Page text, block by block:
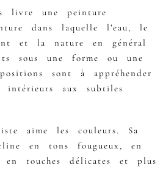
livre une peinture
dans laquelle l’eau, le
et la nature en général
sous une forme ou une
sont à appréhender
intérieurs aux subtiles
aime les couleurs. Sa
en tons fougueux, en
en touches délicates et plus